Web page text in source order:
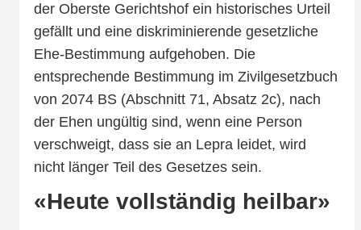
der Oberste Gerichtshof ein historisches Urteil
gefällt und eine diskriminierende gesetzliche
Ehe-Bestimmung aufgehoben. Die
entsprechende Bestimmung im Zivilgesetzbuch
von 2074 BS (Abschnitt 71, Absatz 2c), nach
der Ehen ungültig sind, wenn eine Person
verschweigt, dass sie an Lepra leidet, wird
nicht länger Teil des Gesetzes sein.
«Heute vollständig heilbar»